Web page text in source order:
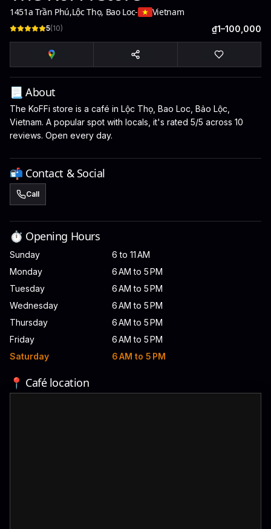
1451a Trần Phú,Lộc Thọ, Bao Loc- Vietnam
5(10) ₫1–100,000
📃 About
The KoFFi store is a café in Lộc Thọ, Bao Loc, Bảo Lộc,
Vietnam. A popular spot with locals, it's rated 5/5 across 10
reviews. Open every day.
📬 Contact & Social
Call
⏱️ Opening Hours
Sunday
6 to 11 AM
Monday
6 AM to 5 PM
Tuesday
6 AM to 5 PM
Wednesday
6 AM to 5 PM
Thursday
6 AM to 5 PM
Friday
6 AM to 5 PM
Saturday
6 AM to 5 PM
📍 Café location